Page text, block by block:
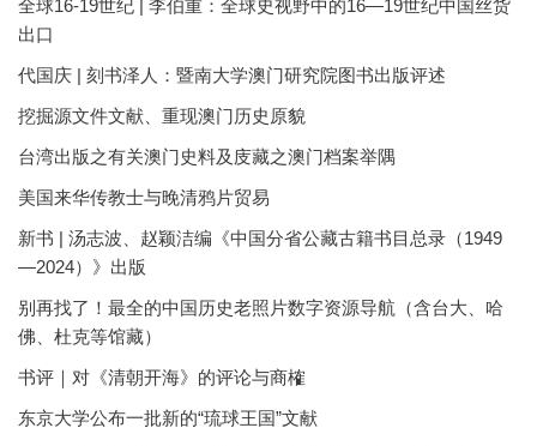
全球16-19世纪 | 李伯重：全球史视野中的16—19世纪中国丝货
出口
代国庆 | 刻书泽人：暨南大学澳门研究院图书出版评述
挖掘源文件文献、重现澳门历史原貌
台湾出版之有关澳门史料及庋藏之澳门档案举隅
美国来华传教士与晚清鸦片贸易
新书 | 汤志波、赵颖洁编《中国分省公藏古籍书目总录（1949
—2024）》出版
别再找了！最全的中国历史老照片数字资源导航（含台大、哈
佛、杜克等馆藏）
书评｜对《清朝开海》的评论与商榷
东京大学公布一批新的“琉球王国”文献